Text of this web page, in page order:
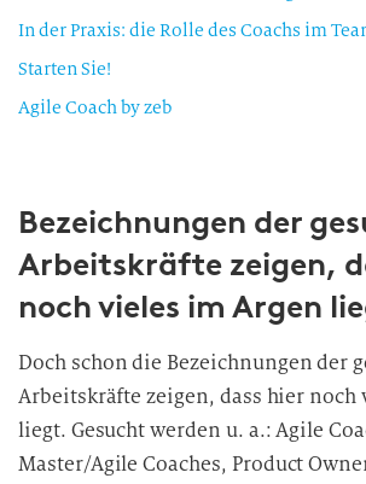
In der Praxis: die Rolle des Coachs im
Starten Sie!
Agile Coach by zeb
Bezeichnungen der
Arbeitskräfte zeigen,
noch vieles im Argen
Doch schon die Bezeichnungen der
Arbeitskräfte zeigen, dass hier noch
liegt. Gesucht werden u. a.: Agile
Master/Agile Coaches, Product